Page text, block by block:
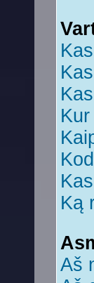
Ką
Aš